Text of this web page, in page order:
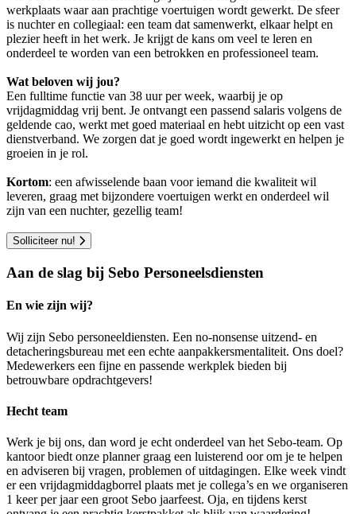
werkplaats waar aan prachtige voertuigen wordt gewerkt. De sfeer
is nuchter en collegiaal: een team dat samenwerkt, elkaar helpt en
plezier heeft in het werk. Je krijgt de kans om veel te leren en
onderdeel te worden van een betrokken en professioneel team.
Wat beloven wij jou?
Een fulltime functie van 38 uur per week, waarbij je op
vrijdagmiddag vrij bent. Je ontvangt een passend salaris volgens de
geldende cao, werkt met goed materiaal en hebt uitzicht op een vast
dienstverband. We zorgen dat je goed wordt ingewerkt en helpen je
groeien in je rol.
Kortom: een afwisselende baan voor iemand die kwaliteit wil
leveren, graag met bijzondere voertuigen werkt en onderdeel wil
zijn van een nuchter, gezellig team!
Solliciteer nu!
Aan de slag bij Sebo Personeelsdiensten
En wie zijn wij?
Wij zijn Sebo personeeldiensten. Een no-nonsense uitzend- en
detacheringsbureau met een echte aanpakkersmentaliteit. Ons doel?
Medewerkers een fijne en passende werkplek bieden bij
betrouwbare opdrachtgevers!
Hecht team
Werk je bij ons, dan word je echt onderdeel van het Sebo-team. Op
kantoor biedt onze planner graag een luisterend oor om je te helpen
en adviseren bij vragen, problemen of uitdagingen. Elke week vindt
er een vrijdagmiddagborrel plaats met je collega’s en we organiseren
1 keer per jaar een groot Sebo jaarfeest. Oja, en tijdens kerst